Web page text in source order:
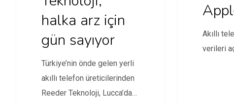
halka arz için
gün sayıyor
Türkiye’nin önde gelen yerli
akıllı telefon üreticilerinden
Reeder Teknoloji, Lucca’da
Akıllı
verileri